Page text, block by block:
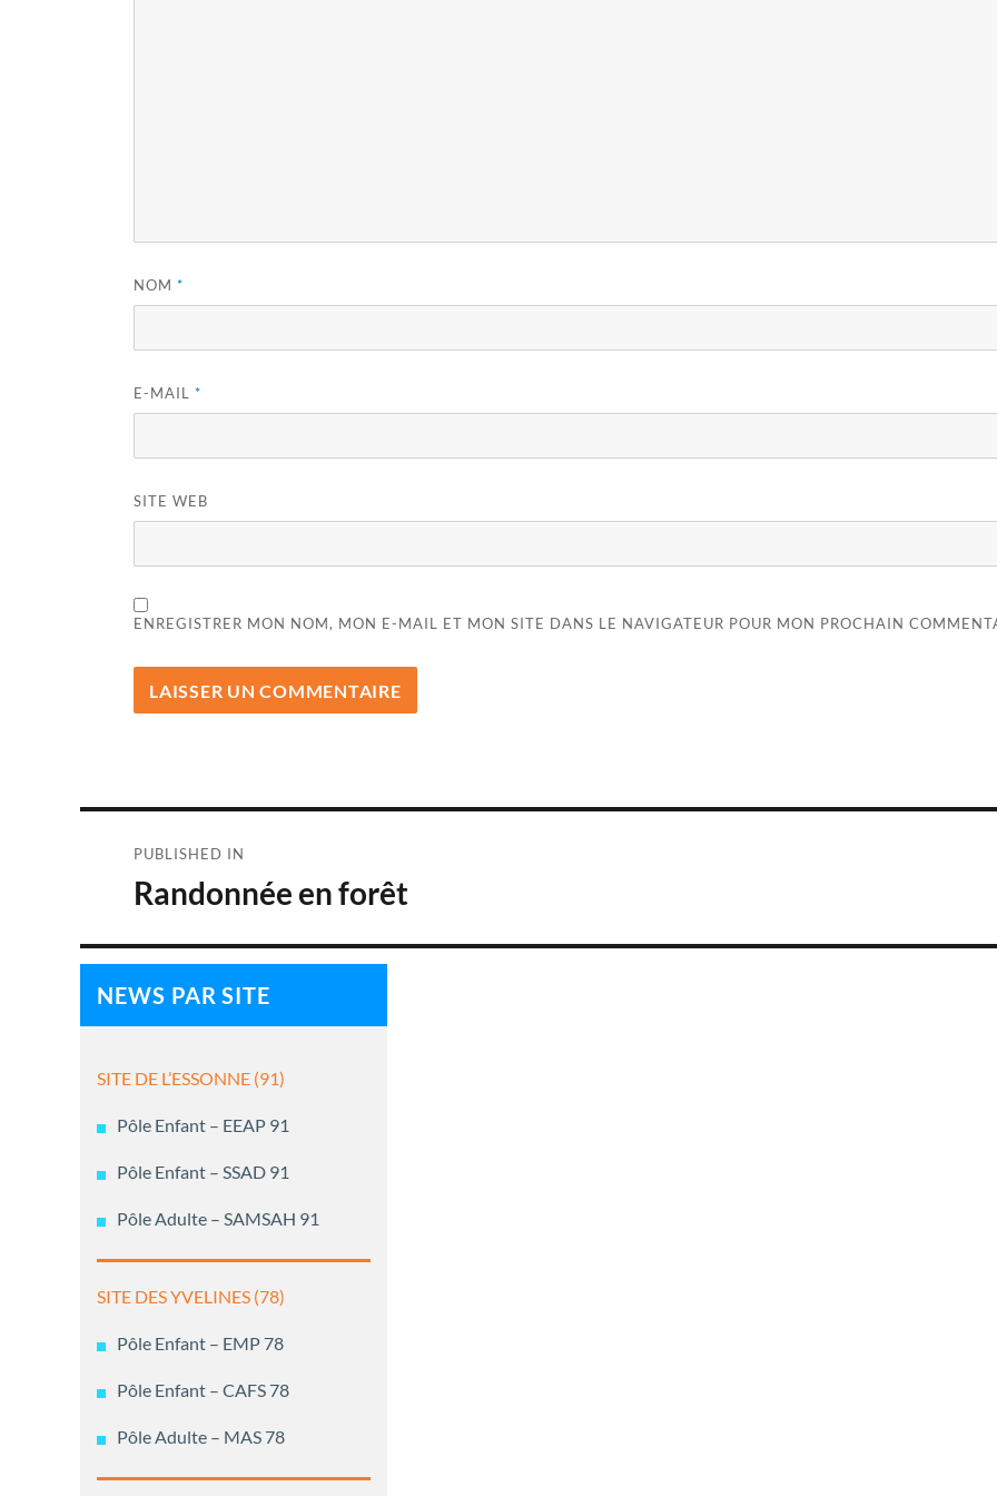
NOM *
E-MAIL *
SITE WEB
ENREGISTRER MON NOM, MON E-MAIL ET MON SITE DANS LE NAVIGATEUR POUR MON PROCHAIN
de
PUBLISHED IN
Randonnée en forêt
NEWS PAR SITE
SITE DE L’ESSONNE (91)
Pôle Enfant – EEAP 91
Pôle Enfant – SSAD 91
Pôle Adulte – SAMSAH 91
SITE DES YVELINES (78)
Pôle Enfant – EMP 78
Pôle Enfant – CAFS 78
Pôle Adulte – MAS 78